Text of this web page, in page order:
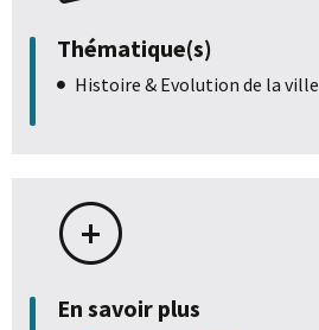
Thématique(s)
Histoire & Evolution de la ville
En savoir plus